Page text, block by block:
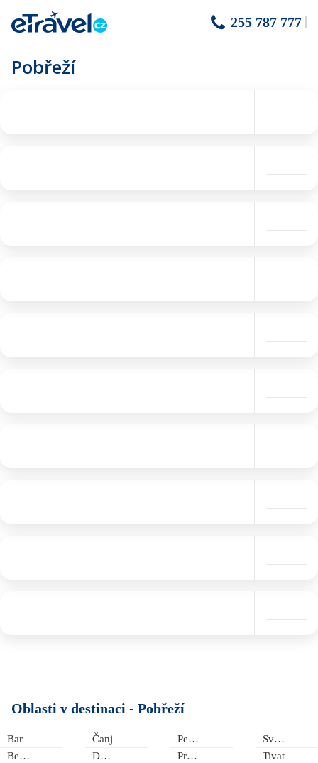
255 787 777
Pobřeží
Oblasti v destinaci - Pobřeží
Bar
Bečiči
Čanj
Dobra Voda
Petrovac na Moru
Prčanj
Sveti Stefan
Tivat